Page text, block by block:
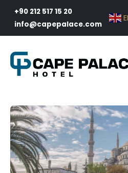
+90 212 517 15 20
info@capepalace.com